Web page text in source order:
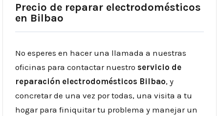
Precio de reparar electrodomésticos
en Bilbao
No esperes en hacer una llamada a nuestras
oficinas para contactar nuestro servicio de
reparación electrodomésticos Bilbao, y
concretar de una vez por todas, una visita a tu
hogar para finiquitar tu problema y manejar un